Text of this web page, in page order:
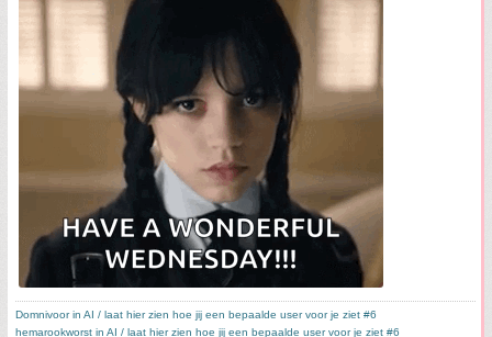
Domnivoor in AI / laat hier zien hoe jij een bepaalde user voor je ziet #6
hemarookworst in AI / laat hier zien hoe jij een bepaalde user voor je ziet #6